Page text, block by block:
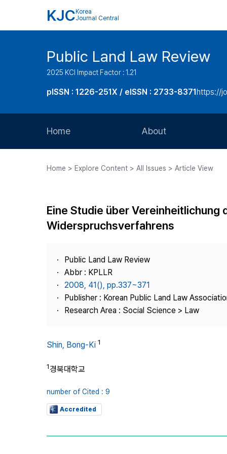
KJC Korea
Journal Central
Public Land Law Review
2025 KCI Impact Factor : 1.21
pISSN : 1226-251X / eISSN : 2733-8371https://
Home About
Journal Staff
Best Practice
Contact Us
Home > Explore Content > All Issues > Article View
Eine Studie über Vereinheitlichung
Widerspruchsverfahrens
Public Land Law Review
Abbr : KPLLR
2008, 41(), pp.337~371
Publisher : Korean Public Land Law
Research Area : Social Science > Law
Shin, Bong-Ki 1
1경북대학교
number of Cited : 9
Accredited